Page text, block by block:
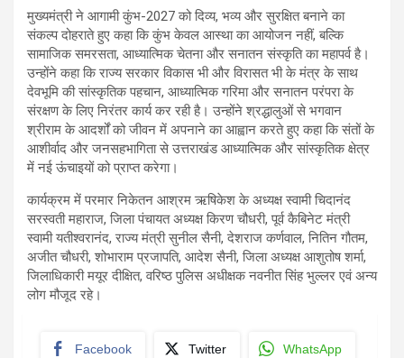
मुख्यमंत्री ने आगामी कुंभ-2027 को दिव्य, भव्य और सुरक्षित बनाने का
संकल्प दोहराते हुए कहा कि कुंभ केवल आस्था का आयोजन नहीं, बल्कि
सामाजिक समरसता, आध्यात्मिक चेतना और सनातन संस्कृति का महापर्व है।
उन्होंने कहा कि राज्य सरकार विकास भी और विरासत भी के मंत्र के साथ
देवभूमि की सांस्कृतिक पहचान, आध्यात्मिक गरिमा और सनातन परंपरा के
संरक्षण के लिए निरंतर कार्य कर रही है। उन्होंने श्रद्धालुओं से भगवान
श्रीराम के आदर्शों को जीवन में अपनाने का आह्वान करते हुए कहा कि संतों के
आशीर्वाद और जनसहभागिता से उत्तराखंड आध्यात्मिक और सांस्कृतिक क्षेत्र
में नई ऊंचाइयों को प्राप्त करेगा।
कार्यक्रम में परमार निकेतन आश्रम ऋषिकेश के अध्यक्ष स्वामी चिदानंद
सरस्वती महाराज, जिला पंचायत अध्यक्ष किरण चौधरी, पूर्व कैबिनेट मंत्री
स्वामी यतीश्वरानंद, राज्य मंत्री सुनील सैनी, देशराज कर्णवाल, नितिन गौतम,
अजीत चौधरी, शोभाराम प्रजापति, आदेश सैनी, जिला अध्यक्ष आशुतोष शर्मा,
जिलाधिकारी मयूर दीक्षित, वरिष्ठ पुलिस अधीक्षक नवनीत सिंह भुल्लर एवं अन्य
लोग मौजूद रहे।
Facebook Twitter WhatsApp